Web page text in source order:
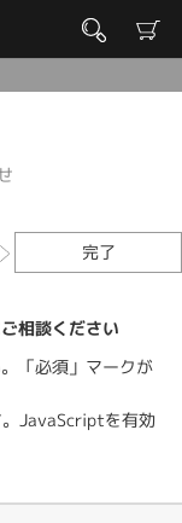
完了
相談ください
「必須」マークが
JavaScriptを有効